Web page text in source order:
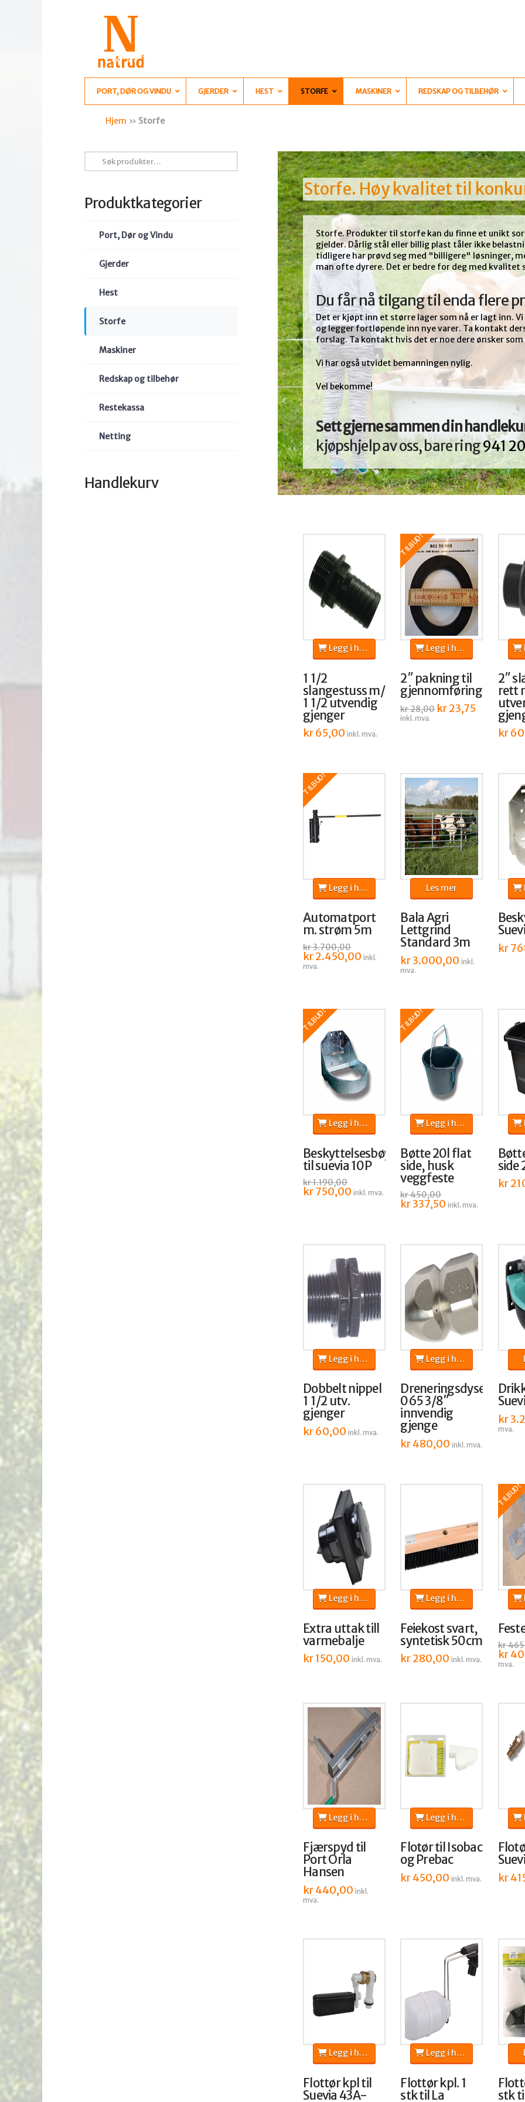
PORT, DØR OG VINDU GJERDER HEST STORFE MASKINER REDSKAP OG TILBEHØR
Hjem » Storfe
Storfe. Høy kvalitet til
Storfe. Produkter til storfe kan du finne et unikt
gjelder. Dårlig stål eller billig plast tåler ikke
tidligere har prøvd seg med "billigere" løsninger,
man ofte dyrere. Det er bedre for deg med kvalitet
Du får nå tilgang til enda flere
Det er kjøpt inn et større lager som nå er lagt inn.
og legger fortløpende inn nye varer. Ta kontakt
forslag. Ta kontakt hvis det er noe dere ønsker som
Vi har også utvidet bemanningen nylig.
Vel bekomme!
Sett gjerne sammen din
kjøpshjelp av oss, bare ring941
1 1/2
slangestuss m/
1 1/2 utvendig
gjenger
kr65,00 inkl. mva.
Legg i handlekurv
TILBUD!
2″ pakning til
gjennomføring
kr28,00 Opprinnelig
pris
kr23,75 Nåværende
kr 23,75.
inkl. mva.
Legg i handlekurv
2″
rett
kr
TILBUD!
Automatport
m. strøm 5m
kr3.700,00
Opprinnelig
pris
var:
kr2.450,00 Nåværende
pris
inkl.
mva.
Legg i handlekurv
Bala Agri
Lettgrind
Standard 3m
kr3.000,00 inkl.
mva.
Les mer
kr
TILBUD!
Beskyttelsesbøyle
til suevia 10P
kr1.190,00
Opprinnelig
pris
kr750,00 Nåværende
pris
inkl. mva.
Legg i handlekurv
TILBUD!
Bøtte 20l flat
side, husk
veggfeste
kr450,00
Opprinnelig
pris
kr337,50 Nåværende
pris
inkl. mva.
Legg i handlekurv
side
kr
Dobbelt nippel
1 1/2 utv.
gjenger
kr60,00 inkl. mva.
Legg i handlekurv
Dreneringsdyse
065 3/8″
innvendig
gjenge
kr480,00 inkl. mva.
Legg i handlekurv
kr
mva.
Extra uttak till
varmebalje
kr150,00 inkl. mva.
Legg i handlekurv
Feiekost svart,
syntetisk 50cm
kr280,00 inkl. mva.
Legg i handlekurv
TILBUD!
kr
pris
var:
kr
mva.
Fjærspyd til
Port Orla
Hansen
kr440,00 inkl.
mva.
Legg i handlekurv
Flotør til Isobac
og Prebac
kr450,00 inkl. mva.
Legg i handlekurv
kr
Flottør kpl til
Suevia 43A-
Legg i handlekurv
Flottør kpl. 1
stk til La
Legg i handlekurv
stk
etter:
Produktkategorier
Port, Dør og Vindu
Gjerder
Hest
Storfe
Maskiner
Redskap og tilbehør
Restekassa
Netting
Handlekurv